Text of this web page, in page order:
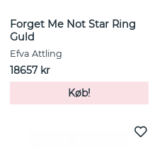
Forget Me Not Star Ring
Guld
Efva Attling
18657 kr
Køb!